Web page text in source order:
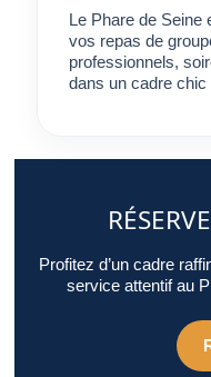
Le Phare de Seine
vos repas de
professionnels,
dans un cadre chic
Profitez d’un cadre
service attentif au